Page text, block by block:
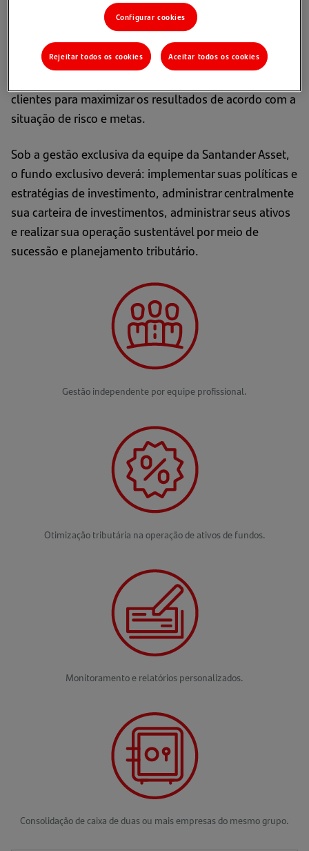
políticas claras de investimento, gestão de riscos e
otimização tributária.
Usaremos recursos exclusivos para desenvolver
clientes para maximizar os resultados de acordo com a
situação de risco e metas.
Sob a gestão exclusiva da equipe da Santander Asset,
o fundo exclusivo deverá: implementar suas políticas e
estratégias de investimento, administrar centralmente
sua carteira de investimentos, administrar seus ativos
e realizar sua operação sustentável por meio de
sucessão e planejamento tributário.
Gestão independente por equipe profissional.
Otimização tributária na operação de ativos de fundos.
Monitoramento e relatórios personalizados.
Consolidação de caixa de duas ou mais empresas do mesmo grupo.
Configurar cookies
Rejeitar todos os cookies Aceitar todos os cookies